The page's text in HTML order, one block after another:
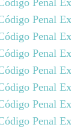
Penal
Penal
Penal
Penal
Penal
Penal
Penal
Penal